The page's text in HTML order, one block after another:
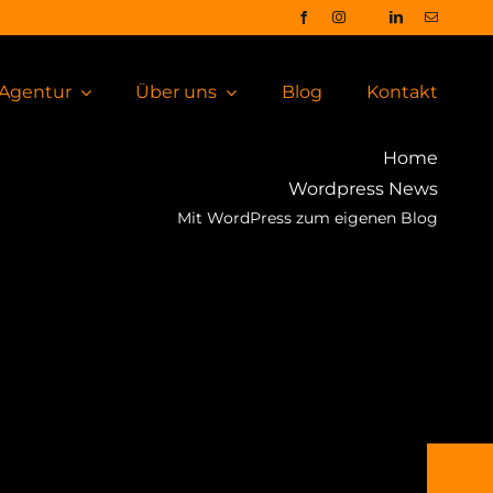
Über uns Blog Kontakt
Home
Wordpress News
Mit WordPress zum eigenen Blog